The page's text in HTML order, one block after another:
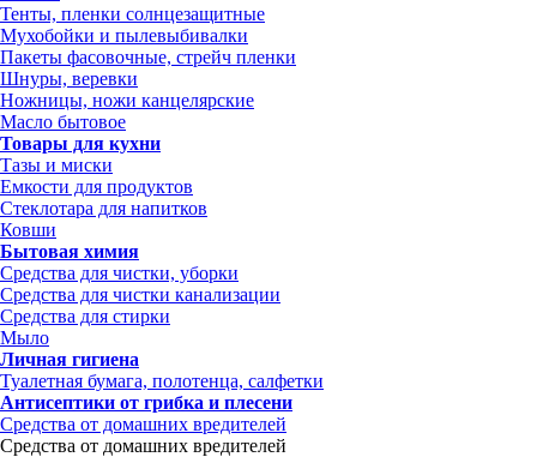
Тенты, пленки солнцезащитные
Мухобойки и пылевыбивалки
Пакеты фасовочные, стрейч пленки
Шнуры, веревки
Ножницы, ножи канцелярские
Масло бытовое
Товары для кухни
Тазы и миски
Емкости для продуктов
Стеклотара для напитков
Ковши
Бытовая химия
Средства для чистки, уборки
Средства для чистки канализации
Средства для стирки
Мыло
Личная гигиена
Туалетная бумага, полотенца, салфетки
Антисептики от грибка и плесени
Средства от домашних вредителей
Средства от домашних вредителей